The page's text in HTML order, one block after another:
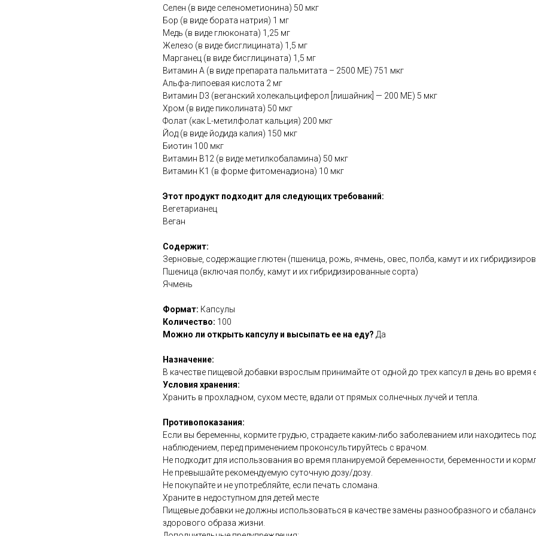
Селен (в виде селенометионина) 50 мкг
Бор (в виде бората натрия) 1 мг
Медь (в виде глюконата) 1,25 мг
Железо (в виде бисглицината) 1,5 мг
Марганец (в виде бисглицината) 1,5 мг
Витамин А (в виде препарата пальмитата – 2500 МЕ) 751 мкг
Альфа-липоевая кислота 2 мг
Витамин D3 (веганский холекальциферол [лишайник] — 200 МЕ) 5 мкг
Хром (в виде пиколината) 50 мкг
Фолат (как L-метилфолат кальция) 200 мкг
Йод (в виде йодида калия) 150 мкг
Биотин 100 мкг
Витамин B12 (в виде метилкобаламина) 50 мкг
Витамин К1 (в форме фитоменадиона) 10 мкг
Этот продукт подходит для следующих требований:
Вегетарианец
Веган
Содержит:
Зерновые, содержащие глютен (пшеница, рожь, ячмень, овес, полба, камут и их
Пшеница (включая полбу, камут и их гибридизированные сорта)
Ячмень
Формат: Капсулы
Количество: 100
Можно ли открыть капсулу и высыпать ее на еду? Да
Назначение:
В качестве пищевой добавки взрослым принимайте от одной до трех капсул в день во время
Условия хранения:
Хранить в прохладном, сухом месте, вдали от прямых солнечных лучей и тепла.
Противопоказания:
Если вы беременны, кормите грудью, страдаете каким-либо заболеванием или находитесь
наблюдением, перед применением проконсультируйтесь с врачом.
Не подходит для использования во время планируемой беременности, беременности и
Не превышайте рекомендуемую суточную дозу/дозу.
Не покупайте и не употребляйте, если печать сломана.
Храните в недоступном для детей месте
Пищевые добавки не должны использоваться в качестве замены разнообразного и
здорового образа жизни.